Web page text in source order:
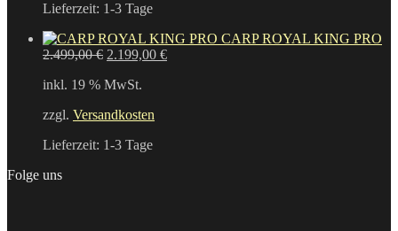
Lieferzeit: 1-3 Tage
CARP ROYAL KING PRO
2.499,00€ Ursprünglicher
war:
2.199,00 €Aktueller
inkl. 19 % MwSt.
zzgl. Versandkosten
Lieferzeit: 1-3 Tage
Folge uns